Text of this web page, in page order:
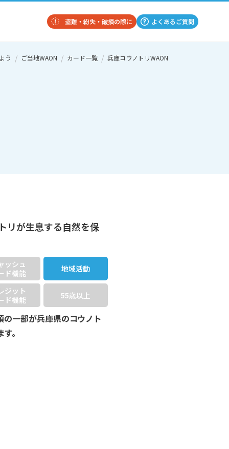
盗難・紛失・破損の際に よくあるご質問
う ご当地WAON カード一覧 兵庫コウノトリWAON
リが生息する自然を保
ッシュ
ド機能
地域活動
ジット
ド機能
55歳以上
一部が兵庫県のコウノト
。